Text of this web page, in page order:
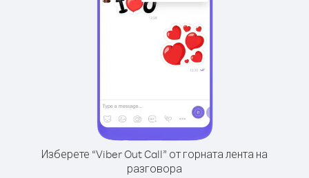
Изберете “Viber Out Call” от горната лента на
разговора